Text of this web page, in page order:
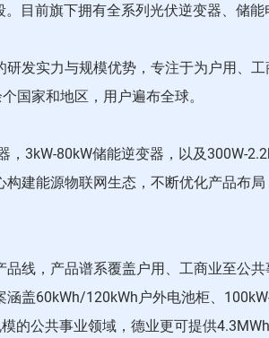
目前旗下拥有全系列光伏逆变器、储
发实力与规模优势，专注于为户用、
国家和地区，用户遍布全球。
3kW-80kW储能逆变器，以及300W-
建能源物联网生态，不断优化产品布
线，产品谱系覆盖户用、工商业至公
盖60kWh/120kWh户外电池柜、
的公共事业领域，德业更可提供